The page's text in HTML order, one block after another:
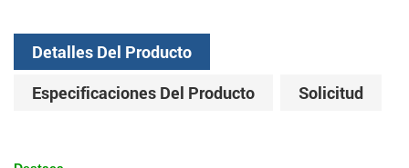
Detalles Del Producto
Especificaciones Del Producto
Solicitud